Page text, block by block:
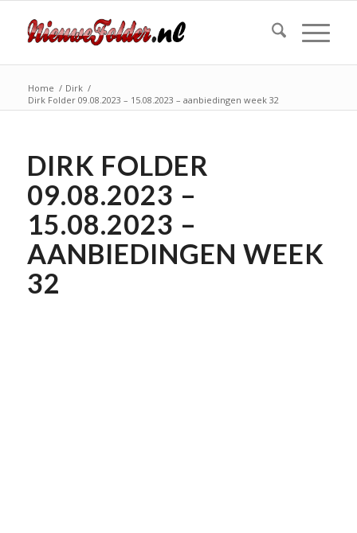
Home / Dirk /
Dirk Folder 09.08.2023 – 15.08.2023 – aanbiedingen week 32
DIRK FOLDER
09.08.2023 –
15.08.2023 –
AANBIEDINGEN WEEK
32